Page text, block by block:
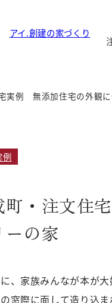
アイ.創建の家づくり
実例 無添加住宅の外観
例
町・注文住
ーの家
、家族みんなが本が
窓際に面して造り込